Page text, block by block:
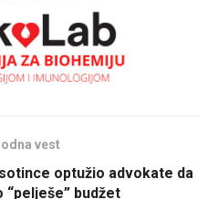
vest
optužio advokate da
budžet